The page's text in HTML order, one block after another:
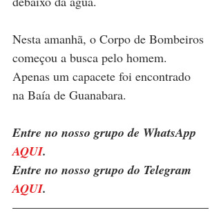
Nesta amanhã, o Corpo de Bombeiros
começou a busca pelo homem.
Apenas um capacete foi encontrado
na Baía de Guanabara.
Entre no nosso grupo de WhatsApp
AQUI.
Entre no nosso grupo do Telegram
AQUI.